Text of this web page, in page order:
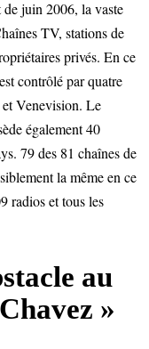
de juin 2006, la vaste
TV, stations de
privés. En ce
contrôlé par quatre
Venevision. Le
également 40
79 des 81 chaînes de
la même en ce
radios et tous les
au
»